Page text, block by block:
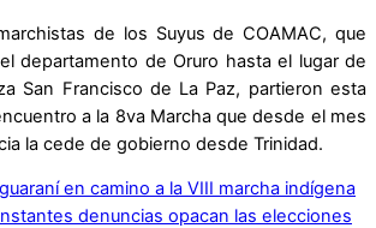
de los Suyus de COAMAC, que
departamento de Oruro hasta el lugar de
San Francisco de La Paz, partieron esta
a la 8va Marcha que desde el mes
la cede de gobierno desde Trinidad.
en camino a la VIII marcha indígena
denuncias opacan las elecciones